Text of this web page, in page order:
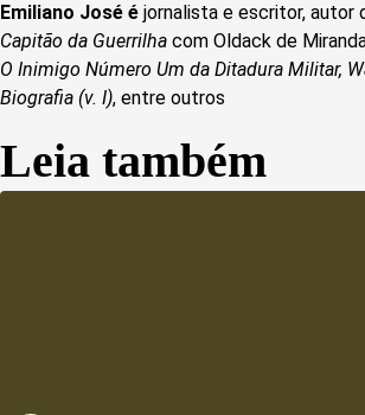
Emiliano José é jornalista e escritor, autor
Capitão da Guerrilha com Oldack de
O Inimigo Número Um da Ditadura Militar,
Biografia (v. I), entre outros
Leia também